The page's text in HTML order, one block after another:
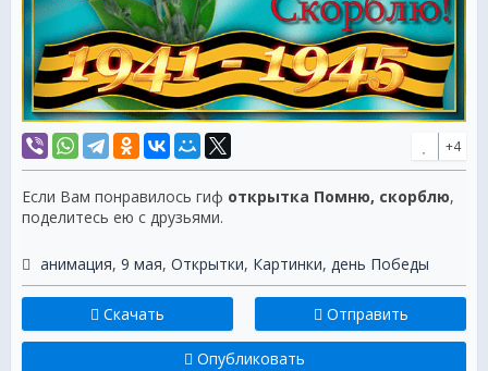
+4
Если Вам понравилось гиф открытка Помню, скорблю,
поделитесь ею с друзьями.
анимация, 9 мая, Открытки, Картинки, день Победы
Скачать Отправить
Опубликовать